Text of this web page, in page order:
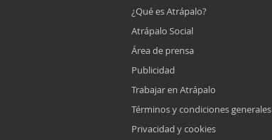
¿Qué es Atrápalo?
Atrápalo Social
Área de prensa
Publicidad
Trabajar en Atrápalo
Términos y condiciones generales
Privacidad y cookies